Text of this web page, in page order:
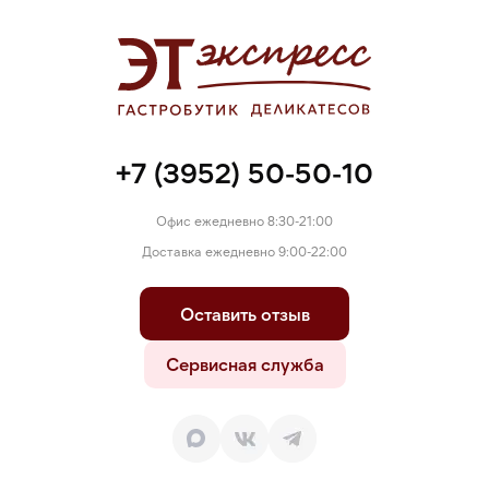
+7 (3952) 50-50-10
Офис ежедневно 8:30-21:00
Доставка ежедневно 9:00-22:00
Оставить отзыв
Сервисная служба